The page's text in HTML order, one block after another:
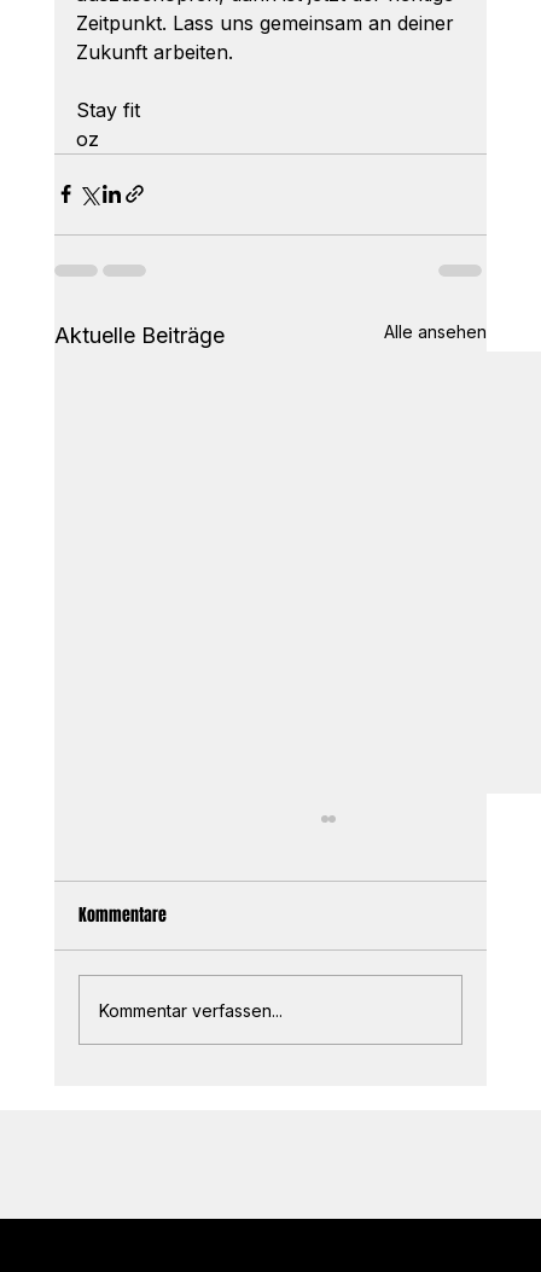
Zeitpunkt. Lass uns gemeinsam an deiner
Zukunft arbeiten.
Stay fit
oz
Aktuelle Beiträge Alle ansehen
Sleep Guide
Kommentare
Kommentar verfassen...